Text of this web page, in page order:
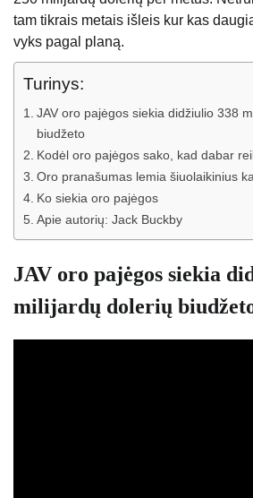
tam tikrais metais išleis kur kas
vyks pagal planą.
Turinys:
JAV oro pajėgos siekia didžiulio 338
biudžeto
Kodėl oro pajėgos sako, kad dabar
Oro pranašumas lemia šiuolaikinius
Ko siekia oro pajėgos
Apie autorių: Jack Buckby
JAV oro pajėgos siekia
milijardų dolerių